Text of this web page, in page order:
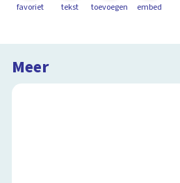
favoriet tekst toevoegen embed
Meer